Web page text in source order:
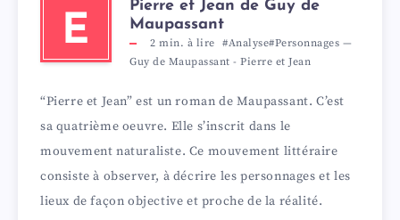
E
Pierre et Jean de Guy de
Maupassant
2 min. à lire #Analyse#Personnages —
Guy de Maupassant - Pierre et Jean
“Pierre et Jean” est un roman de Maupassant. C’est
sa quatrième oeuvre. Elle s’inscrit dans le
mouvement naturaliste. Ce mouvement littéraire
consiste à observer, à décrire les personnages et les
lieux de façon objective et proche de la réalité.